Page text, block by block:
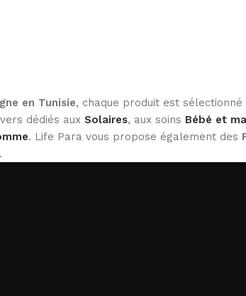
en Tunisie, chaque produit est
dédiés aux Solaires, aux soins Bébé et
. Life Para vous propose également des